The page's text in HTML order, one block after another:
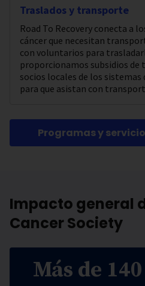
Traslados y transporte
Road To Recovery conecta a
cáncer que necesitan
con voluntarios para
proporcionamos subsidios de
socios locales de los sistemas
para que asistan con
Programas y
Impacto general
Cancer Society
Más de